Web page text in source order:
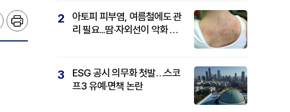
2
아토피 피부염, 여름철에도 관
리 필요...땀·자외선이 악화 요
3
ESG 공시 의무화 첫발…스코
프3 유예·면책 논란